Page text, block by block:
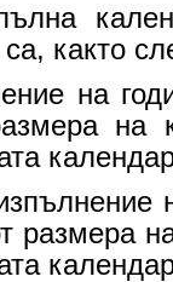
както
на
на
размера